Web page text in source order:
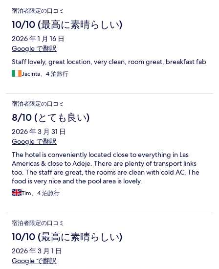
口
コ
ミ
宿泊者限定の口コミ
10/10 (最高に素晴らしい)
2026 年 1 月 16 日
Google で翻訳
Staff lovely, great location, very clean, room great, breakfast fab
Jacinta、4 泊旅行
宿泊者限定の口コミ
8/10 (とても良い)
2026 年 3 月 31 日
Google で翻訳
The hotel is conveniently located close to everything in Las
Americas & close to Adeje. There are plenty of transport links
too. The staff are great, the rooms are clean with cold AC. The
food is very nice and the pool area is lovely.
Tim、4 泊旅行
宿泊者限定の口コミ
10/10 (最高に素晴らしい)
2026 年 3 月 1 日
Google で翻訳